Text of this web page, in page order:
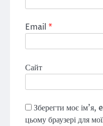
Email *
Сайт
Зберегти моє ім'я,
цьому браузері для